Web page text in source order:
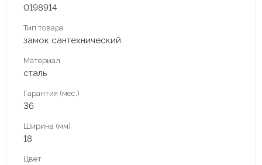
0198914
Тип товара
замок сантехнический
Материал
сталь
Гарантия (мес.)
36
Ширина (мм)
18
Цвет